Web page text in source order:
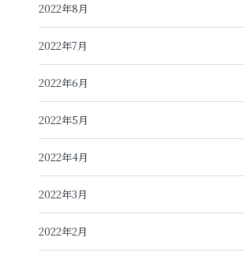
2022年8月
2022年7月
2022年6月
2022年5月
2022年4月
2022年3月
2022年2月